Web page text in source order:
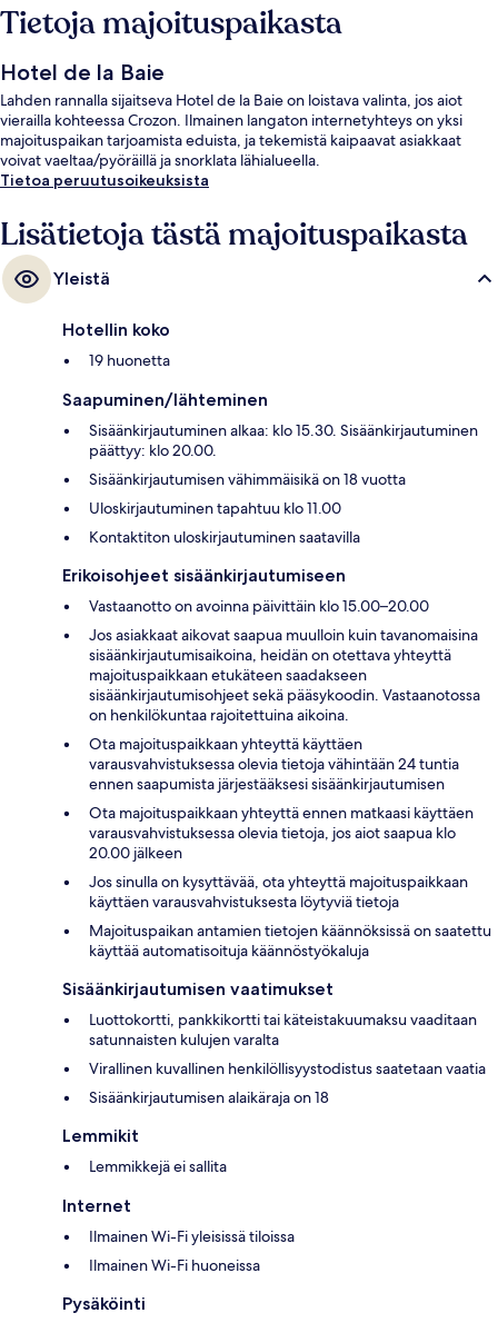
Tietoja majoituspaikasta
Hotel de la Baie
Lahden rannalla sijaitseva Hotel de la Baie on loistava valinta, jos aiot
vierailla kohteessa Crozon. Ilmainen langaton internetyhteys on yksi
majoituspaikan tarjoamista eduista, ja tekemistä kaipaavat asiakkaat
voivat vaeltaa/pyöräillä ja snorklata lähialueella.
Tietoa peruutusoikeuksista
Lisätietoja tästä majoituspaikasta
Yleistä
Hotellin koko
19 huonetta
Saapuminen/lähteminen
Sisäänkirjautuminen alkaa: klo 15.30. Sisäänkirjautuminen
päättyy: klo 20.00.
Sisäänkirjautumisen vähimmäisikä on 18 vuotta
Uloskirjautuminen tapahtuu klo 11.00
Kontaktiton uloskirjautuminen saatavilla
Erikoisohjeet sisäänkirjautumiseen
Vastaanotto on avoinna päivittäin klo 15.00–20.00
Jos asiakkaat aikovat saapua muulloin kuin tavanomaisina
sisäänkirjautumisaikoina, heidän on otettava yhteyttä
majoituspaikkaan etukäteen saadakseen
sisäänkirjautumisohjeet sekä pääsykoodin. Vastaanotossa
on henkilökuntaa rajoitettuina aikoina.
Ota majoituspaikkaan yhteyttä käyttäen
varausvahvistuksessa olevia tietoja vähintään 24 tuntia
ennen saapumista järjestääksesi sisäänkirjautumisen
Ota majoituspaikkaan yhteyttä ennen matkaasi käyttäen
varausvahvistuksessa olevia tietoja, jos aiot saapua klo
20.00 jälkeen
Jos sinulla on kysyttävää, ota yhteyttä majoituspaikkaan
käyttäen varausvahvistuksesta löytyviä tietoja
Majoituspaikan antamien tietojen käännöksissä on saatettu
käyttää automatisoituja käännöstyökaluja
Sisäänkirjautumisen vaatimukset
Luottokortti, pankkikortti tai käteistakuumaksu vaaditaan
satunnaisten kulujen varalta
Virallinen kuvallinen henkilöllisyystodistus saatetaan vaatia
Sisäänkirjautumisen alaikäraja on 18
Lemmikit
Lemmikkejä ei sallita
Internet
Ilmainen Wi-Fi yleisissä tiloissa
Ilmainen Wi-Fi huoneissa
Pysäköinti